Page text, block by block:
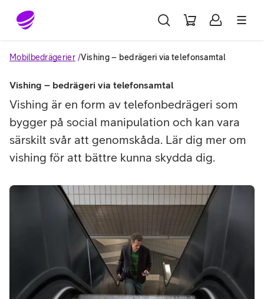
Gå till sidans innehåll
Mobilbedrägerier Vishing – bedrägeri via telefonsamtal
Vishing – bedrägeri via telefonsamtal
Vishing är en form av telefonbedrägeri som
bygger på social manipulation och kan vara
särskilt svår att genomskåda. Lär dig mer om
vishing för att bättre kunna skydda dig.